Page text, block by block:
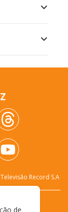
Record S.A
de